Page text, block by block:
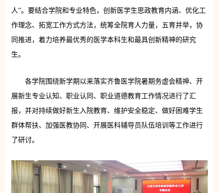
人”。要结合学院和专业特色，创新医学生思政教育内涵、优化工
作理念、拓宽工作方式方法，统筹全院育人力量，五育并举，协
同推进，着力培养最优秀的医学本科生和最具创新精神的研究
生。
各学院围绕新学期以来落实齐鲁医学院暑期务虚会精神、开
展新生专业认知、职业认同、职业道德教育工作情况进行了汇
报，并对持续做好新生入院教育、维护安全稳定、做好困难学生
群体帮扶、加强医教协同、开展医科辅导员队伍培训等工作进行
了研讨。